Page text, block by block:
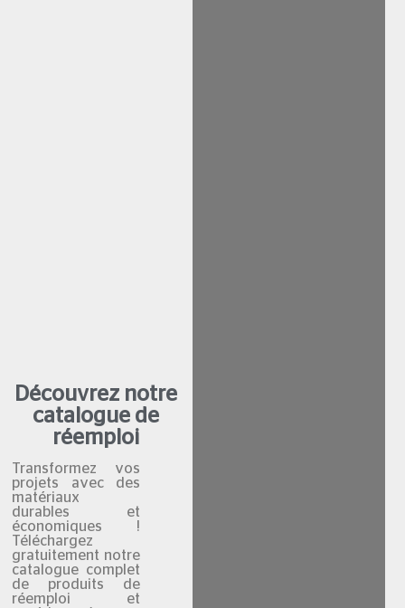
Découvrez notre
catalogue de
réemploi
Transformez vos
projets avec des
matériaux
durables et
économiques !
Téléchargez
gratuitement notre
catalogue complet
de produits de
réemploi et